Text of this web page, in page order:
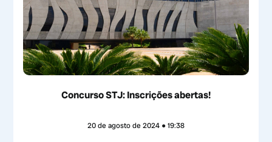
Concurso STJ: Inscrições abertas!
20 de agosto de 2024 19:38